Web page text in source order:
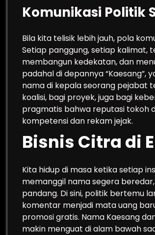
Komunikasi Politik
Bila kita telisik lebih jauh, pola
Setiap panggung, setiap kalimat,
membangun kedekatan, dan
padahal di depannya
nama di kepala seorang pejabat
koalisi, bagi proyek, juga bagi
pragmatis bahwa reputasi tokoh
kompetensi dan rekam jejak.
Bisnis Citra di
Kita hidup di masa ketika setiap
memanggil nama segera
pandang. Di sini, politik bertemu
komentar menjadi mata uang
promosi gratis. Nama Kaesang
makin menguat di alam bawah